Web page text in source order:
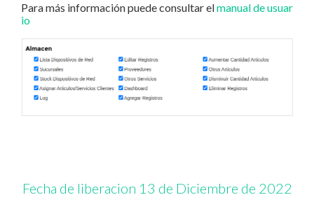
Para más información puede consultar elmanual de usuar
io
Fecha de liberacion 13 de Diciembre de 2022